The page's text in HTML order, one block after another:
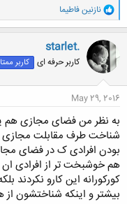
و
ا
ک
ن
ش
ه
ا
نازنین فاطیما
starlet.
کاربر حرفه ای کاربر
May 29, 2016
به نظر من فضای مجازی هم
شناخت طرف مقابلت مجازی
بودن افرادی ک در فضای
هم خوشبخت تر از افرادی
کورکورانه این کارو نکردند
بیشتر و اینکه شناختشون